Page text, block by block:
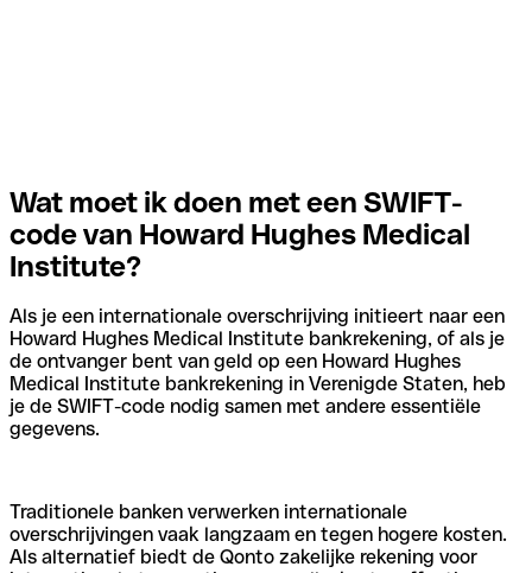
Wat moet ik doen met een SWIFT-
code van Howard Hughes Medical
Institute?
Als je een internationale overschrijving initieert naar een
Howard Hughes Medical Institute bankrekening, of als je
de ontvanger bent van geld op een Howard Hughes
Medical Institute bankrekening in Verenigde Staten, heb
je de SWIFT-code nodig samen met andere essentiële
gegevens.
Traditionele banken verwerken internationale
overschrijvingen vaak langzaam en tegen hogere kosten.
Als alternatief biedt de Qonto zakelijke rekening voor